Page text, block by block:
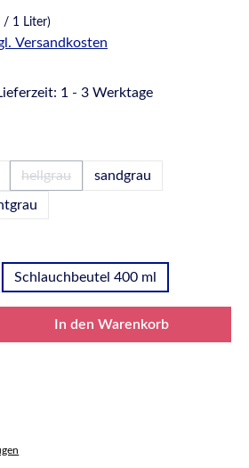
/ 1 Liter)
Versandkosten
1 - 3 Werktage
hellgrau
(Diese Option ist zurzeit nicht
sandgrau
Schlauchbeutel 400 ml
Gib den gewünschten
In den Warenkorb